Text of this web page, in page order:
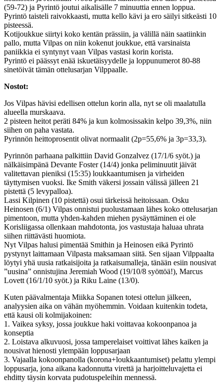
(59-72) ja Pyrintö joutui aikalisälle 7 minuuttia ennen loppua.
Pyrintö taisteli raivokkaasti, mutta kello kävi ja ero säilyi sitkeästi 10
pisteessä.
Kotijoukkue siirtyi koko kentän prässiin, ja välillä näin saatiinkin
pallo, mutta Vilpas on niin kokenut joukkue, että varsinaista
paniikkia ei syntynyt vaan Vilpas vastasi korin korista.
Pyrintö ei päässyt enää iskuetäisyydelle ja loppunumerot 80-88
sinetöivät tämän ottelusarjan Vilppaalle.
Nostot:
Jos Vilpas hävisi edellisen ottelun korin alla, nyt se oli maalatulla
alueella murskaava.
2 pisteen heitot peräti 84% ja kun kolmosissakin kelpo 39,3%, niin
siihen on paha vastata.
Pyrinnön heittoprosentit olivat normaalit (2p=55,6% ja 3p=33,3).
Pyrinnön parhaana palkittiin David Gonzalvez (17/1/6 syöt.) ja
nälkäisimpänä Devante Foster (14/4) jonka peliminuutit jäivät
valitettavan pieniksi (15:35) loukkaantumisen ja virheiden
täyttymisen vuoksi. Ike Smith väkersi jossain välissä jälleen 21
pistettä (5 levypalloa).
Lassi Kilpinen (10 pistettä) osui tärkeissä heitoissaan. Osku
Heinosen (6/1) Vilpas onnistui puolustamaan lähes koko ottelusarjan
pimentoon, mutta yhden-kahden miehen pysäyttäminen ei ole
Korisliigassa ollenkaan mahdotonta, jos vastustaja haluaa uhrata
siihen riittävästi huomiota.
Nyt Vilpas halusi pimentää Smithin ja Heinosen eikä Pyrintö
pystynyt laittamaan Vilpasta maksamaan siitä. Sen sijaan Vilppaalta
löytyi yhä uusia ratkaisijoita ja ratkaisumalleja, tänään esiin nousivat
”uusina” onnistujina Jeremiah Wood (19/10/8 syöttöä!), Marcus
Lovett (16/1/10 syöt.) ja Riku Laine (13/0).
Kuten päävalmentaja Miikka Sopanen totesi ottelun jälkeen,
analyysien aika on vähän myöhemmin. Voidaan kuitenkin todeta,
että kausi oli kolmijakoinen:
1. Vaikea syksy, jossa joukkue haki voittavaa kokoonpanoa ja
konseptia
2. Loistava alkuvuosi, jossa tamperelaiset voittivat lähes kaiken ja
nousivat hienosti ylempään loppusarjaan
3. Vajaalla kokoonpanolla (korona+loukkaantumiset) pelattu ylempi
loppusarja, jona aikana kadonnutta virettä ja harjoitteluvajetta ei
ehditty täysin korvata pudotuspeleihin mennessä.